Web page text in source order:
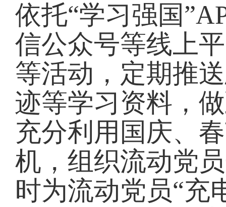
依托“学习强国
信公众号等线上
等活动，定期推
迹等学习资料，
充分利用国庆、
机，组织流动党
时为流动党员“充